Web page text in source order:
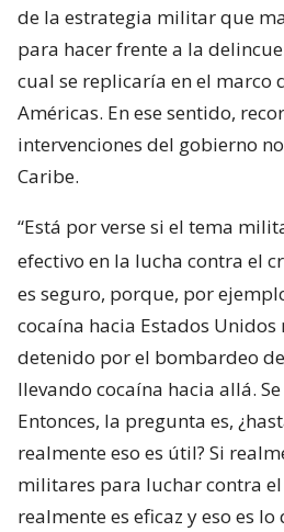
de la estrategia militar que
para hacer frente a la
cual se replicaría en el marco
Américas. En ese sentido,
intervenciones del gobierno
Caribe.
“Está por verse si el tema
efectivo en la lucha contra el
es seguro, porque, por
cocaína hacia Estados Unidos
detenido por el bombardeo
llevando cocaína hacia allá.
Entonces, la pregunta es,
realmente eso es útil? Si
militares para luchar contra
realmente es eficaz y eso es lo